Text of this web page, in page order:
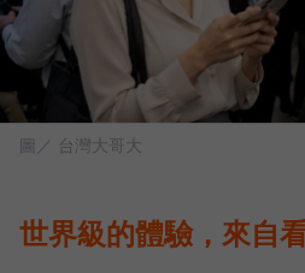
圖／ 台灣大哥大
世界級的體驗，來自